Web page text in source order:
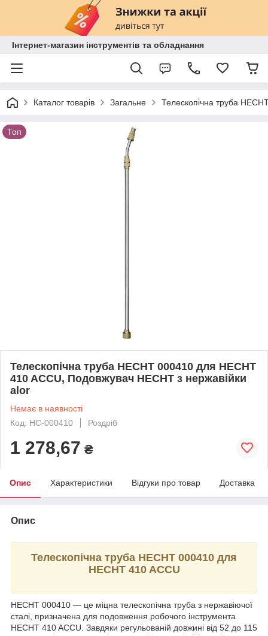
Інтернет-магазин інструментів та обладнання
Каталог товарів Загальне Телескопічна труба
Топ
Телескопічна труба HECHT 000410 для HECHT
410 ACCU, Подовжувач HECHT з нержавійки
alor
Немає в наявності
Код: HC-000410
Роздріб
1 278,67 ₴
Опис Характеристики Відгуки про товар Доставка
Опис
Телескопічна труба HECHT 000410 для
HECHT 410 ACCU
HECHT 000410 — це міцна телескопічна труба з нержавіючої
сталі, призначена для подовження робочого інструмента
HECHT 410 ACCU. Завдяки регульованій довжині від 52 до 115